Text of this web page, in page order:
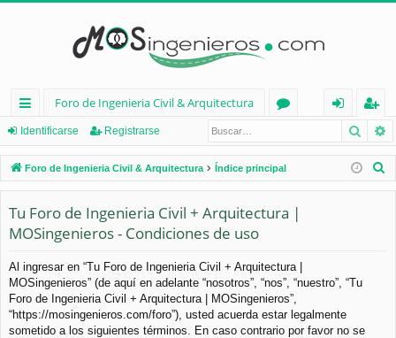
nl
ac
es
rá
pi
d
os
Foro de Ingenieria Civil & Arquitectura
os
nt
ifi
eg
ist
ra
Identificarse Registrarse
Foro de Ingenieria Civil & Arquitectura Índice principal
Tu Foro de Ingenieria Civil + Arquitectura |
MOSingenieros - Condiciones de uso
Al ingresar en “Tu Foro de Ingenieria Civil + Arquitectura |
MOSingenieros” (de aquí en adelante “nosotros”, “nos”, “nuestro”, “Tu
Foro de Ingenieria Civil + Arquitectura | MOSingenieros”,
“https://mosingenieros.com/foro”), usted acuerda estar legalmente
sometido a los siguientes términos. En caso contrario por favor no se